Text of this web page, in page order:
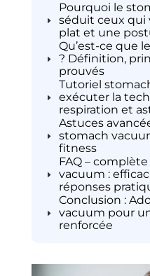
Pourquoi le
séduit ceux
plat et une
Qu’est-ce que
? Définition,
prouvés
Tutoriel
exécuter la
respiration et
Astuces
stomach
fitness
FAQ –
vacuum :
réponses
Conclusion :
vacuum pour
renforcée